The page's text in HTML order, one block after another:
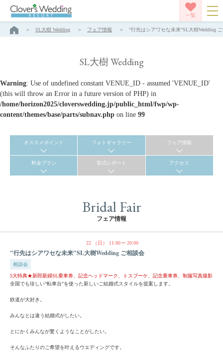
一覧
SL大樹 Wedding フェア情報 "行先はシアワセな未来"SL大樹Wedding
SL大樹 Wedding
Warning: Use of undefined constant VENUE_ID - assumed 'VENUE_ID'
(this will throw an Error in a future version of PHP) in
/home/horizon2025/cloverswedding.jp/public_html/fwp/wp-
content/themes/base/parts/subnav.php on line 99
オススメポイント フォトギャラリー フェア情報
料金プラン 挙式レポート アクセス
Bridal Fair
フェア情報
22 （日） 11:00 20:00
"行先はシアワセな未来"SL大樹Wedding ご相談会
相談会
5大特典★新郎新婦SL乗車券、記念ヘッドマーク、トスブーケ、記念乗車券、制服写真撮影
全国でも珍しい"転車台"を使った新しいご結婚式スタイルを提案します。
鉄道が大好き。
みんなとは違う結婚式がしたい。
とにかくみんなが驚くようなことがしたい。
そんなふたりのご希望を叶えるウエディングです。